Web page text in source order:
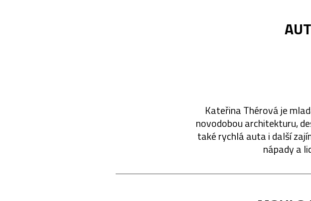
Kateřina Thérová je
novodobou architekturu,
také rychlá auta i další
nápady a